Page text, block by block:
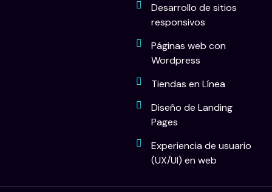
Desarrollo de sitios
responsivos
Páginas web con
Wordpress
Tiendas en Línea
Diseño de Landing
Pages
Experiencia de usuario
(UX/UI) en web